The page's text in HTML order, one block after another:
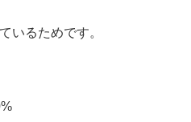
いるためです。